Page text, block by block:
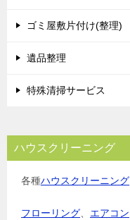
ゴミ屋敷片付け(整理)
遺品整理
特殊清掃サービス
ハウスクリーニング
各種ハウスクリーニング
フローリング エアコン